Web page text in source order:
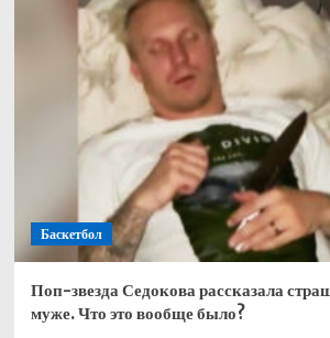
Баскетбол
Поп-звезда Седокова рассказала
муже. Что это вообще было?